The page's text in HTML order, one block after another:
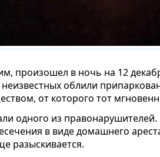
произошел в ночь на 12
облили
от которого тот
одного из
в виде домашнего
разыскивается.